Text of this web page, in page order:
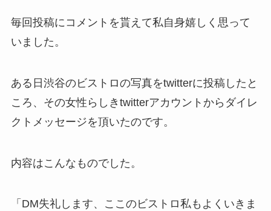
毎回投稿にコメントを貰えて私自身嬉しく思って
いました。
ある日渋谷のビストロの写真をtwitterに投稿したと
ころ、その女性らしきtwitterアカウントからダイレ
クトメッセージを頂いたのです。
内容はこんなものでした。
「DM失礼します、ここのビストロ私もよくいきま